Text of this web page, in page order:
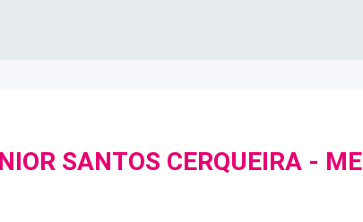
SANTOS CERQUEIRA - ME